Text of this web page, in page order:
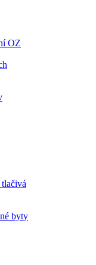
OZ
tlačivá
byty